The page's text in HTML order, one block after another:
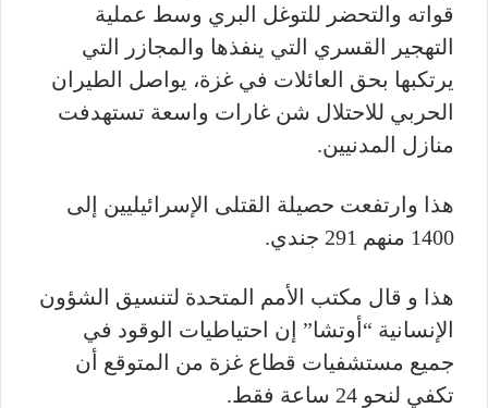
قواته والتحضر للتوغل البري وسط عملية
التهجير القسري التي ينفذها والمجازر التي
يرتكبها بحق العائلات في غزة، يواصل الطيران
الحربي للاحتلال شن غارات واسعة تستهدفت
منازل المدنيين.
هذا وارتفعت حصيلة القتلى الإسرائيليين إلى
1400 منهم 291 جندي.
هذا و قال مكتب الأمم المتحدة لتنسيق الشؤون
الإنسانية “أوتشا” إن احتياطيات الوقود في
جميع مستشفيات قطاع غزة من المتوقع أن
تكفي لنحو 24 ساعة فقط.